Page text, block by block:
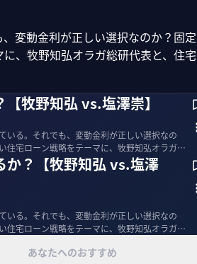
変動金利が正しい選択なのか？固定
、牧野知弘オラガ総研代表と、住宅
牧野知弘 vs.塩澤崇】
いる。それでも、変動金利が正しい選択なの
住宅ローン戦略をテーマに、牧野知弘オラガ総
か？【牧野知弘 vs.塩澤
いる。それでも、変動金利が正しい選択なの
住宅ローン戦略をテーマに、牧野知弘オラガ総
あなたへのおすすめ